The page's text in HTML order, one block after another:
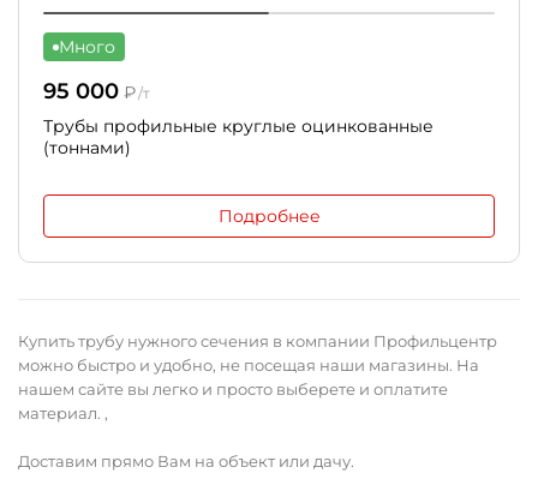
Много
95 000 ₽/т
Трубы профильные круглые оцинкованные
(тоннами)
Подробнее
Купить трубу нужного сечения в компании Профильцентр
можно быстро и удобно, не посещая наши магазины. На
нашем сайте вы легко и просто выберете и оплатите
материал. ,
Доставим прямо Вам на объект или дачу.